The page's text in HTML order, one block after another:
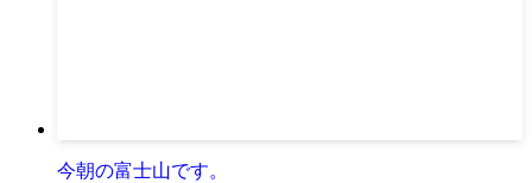
今朝の富士山です。